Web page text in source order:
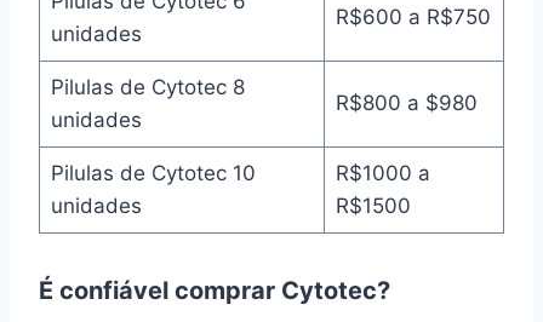
unidades
R$600 a R$750
Pilulas de Cytotec 8
unidades
R$800 a $980
Pilulas de Cytotec 10
unidades
R$1000 a
R$1500
É confiável comprar Cytotec?